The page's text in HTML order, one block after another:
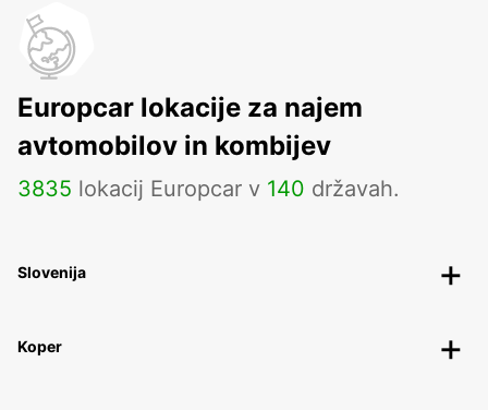
Europcar lokacije za najem
avtomobilov in kombijev
3835 lokacij Europcar v 140 državah.
Slovenija
Koper